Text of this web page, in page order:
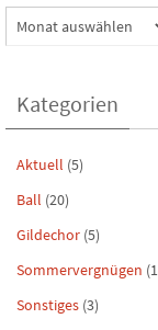
Archiv
Kategorien
Aktuell (5)
Ball (20)
Gildechor (5)
Sommervergnügen
Sonstiges (3)